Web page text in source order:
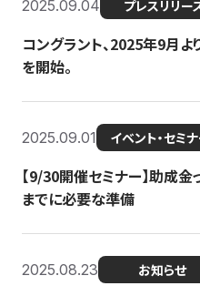
2025.09.04 プレスリリー
コングラント、2025年9月よ
を開始。
2025.09.01 イベント・セミ
【9/30開催セミナー】助成
までに必要な準備
2025.08.23 お知らせ